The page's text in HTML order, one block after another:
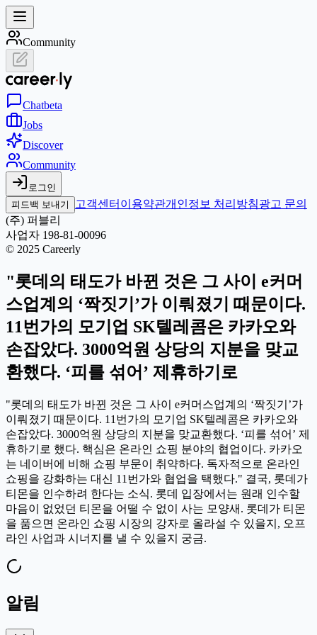
Community
Chatbeta
Jobs
Discover
Community
로그인
피드백 보내기
고객센터 이용약관개인정보 처리방침광고 문의
(주) 퍼블리
사업자 198-81-00096
© 2025 Careerly
"롯데의 태도가 바뀐 것은 그 사이 e커머
스업계의 ‘짝짓기’가 이뤄졌기 때문이다.
11번가의 모기업 SK텔레콤은 카카오와
손잡았다. 3000억원 상당의 지분을 맞교
환했다. ‘피를 섞어’ 제휴하기로
"롯데의 태도가 바뀐 것은 그 사이 e커머스업계의 ‘짝짓기’가
이뤄졌기 때문이다. 11번가의 모기업 SK텔레콤은 카카오와
손잡았다. 3000억원 상당의 지분을 맞교환했다. ‘피를 섞어’ 제
휴하기로 했다. 핵심은 온라인 쇼핑 분야의 협업이다. 카카오
는 네이버에 비해 쇼핑 부문이 취약하다. 독자적으로 온라인
쇼핑을 강화하는 대신 11번가와 협업을 택했다." 결국, 롯데가
티몬을 인수하려 한다는 소식. 롯데 입장에서는 원래 인수할
마음이 없었던 티몬을 어떨 수 없이 사는 모양새. 롯데가 티몬
을 품으면 온라인 쇼핑 시장의 강자로 올라설 수 있을지, 오프
라인 사업과 시너지를 낼 수 있을지 궁금.
알림